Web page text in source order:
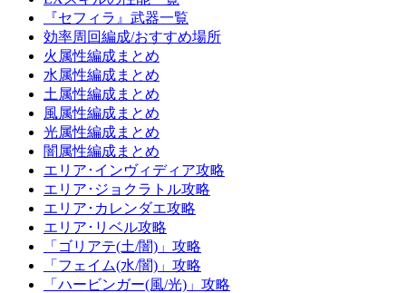
『セフィラ』武器一覧
効率周回編成/おすすめ場所
火属性編成まとめ
水属性編成まとめ
土属性編成まとめ
風属性編成まとめ
光属性編成まとめ
闇属性編成まとめ
エリア･インヴィディア攻略
エリア･ジョクラトル攻略
エリア･カレンダエ攻略
エリア･リベル攻略
「ゴリアテ(土/闇)」攻略
「フェイム(水/闇)」攻略
「ハービンガー(風/光)」攻略